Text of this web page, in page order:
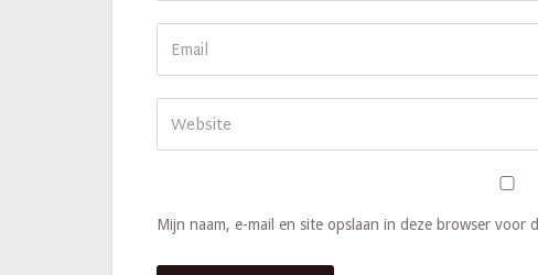
Mijn naam, e-mail en site opslaan in deze browser voor